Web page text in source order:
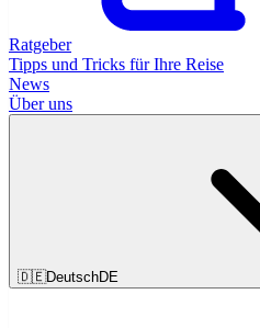
Ratgeber
Tipps und Tricks für Ihre Reise
News
Über uns
🇩🇪DeutschDE